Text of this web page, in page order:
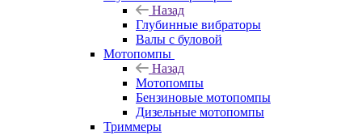
Назад
Глубинные вибраторы
Валы с буловой
Мотопомпы
Назад
Мотопомпы
Бензиновые мотопомпы
Дизельные мотопомпы
Триммеры